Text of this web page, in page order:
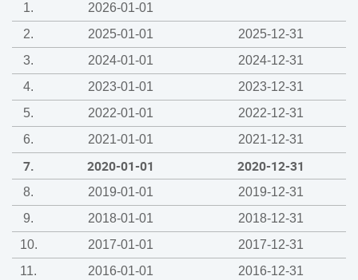
1.
2026-01-01
2.
2025-01-01
2025-12-31
3.
2024-01-01
2024-12-31
4.
2023-01-01
2023-12-31
5.
2022-01-01
2022-12-31
6.
2021-01-01 2021-12-31
7. 2020-01-01 2020-12-31
8. 2019-01-01
2019-12-31
9.
2018-01-01
2018-12-31
10.
2017-01-01
2017-12-31
11.
2016-01-01
2016-12-31